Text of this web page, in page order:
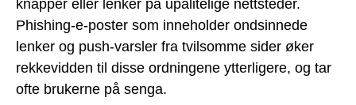
knapper eller lenker på upålitelige nettsteder.
Phishing-e-poster som inneholder ondsinnede
lenker og push-varsler fra tvilsomme sider øker
rekkevidden til disse ordningene ytterligere, og tar
ofte brukerne på senga.